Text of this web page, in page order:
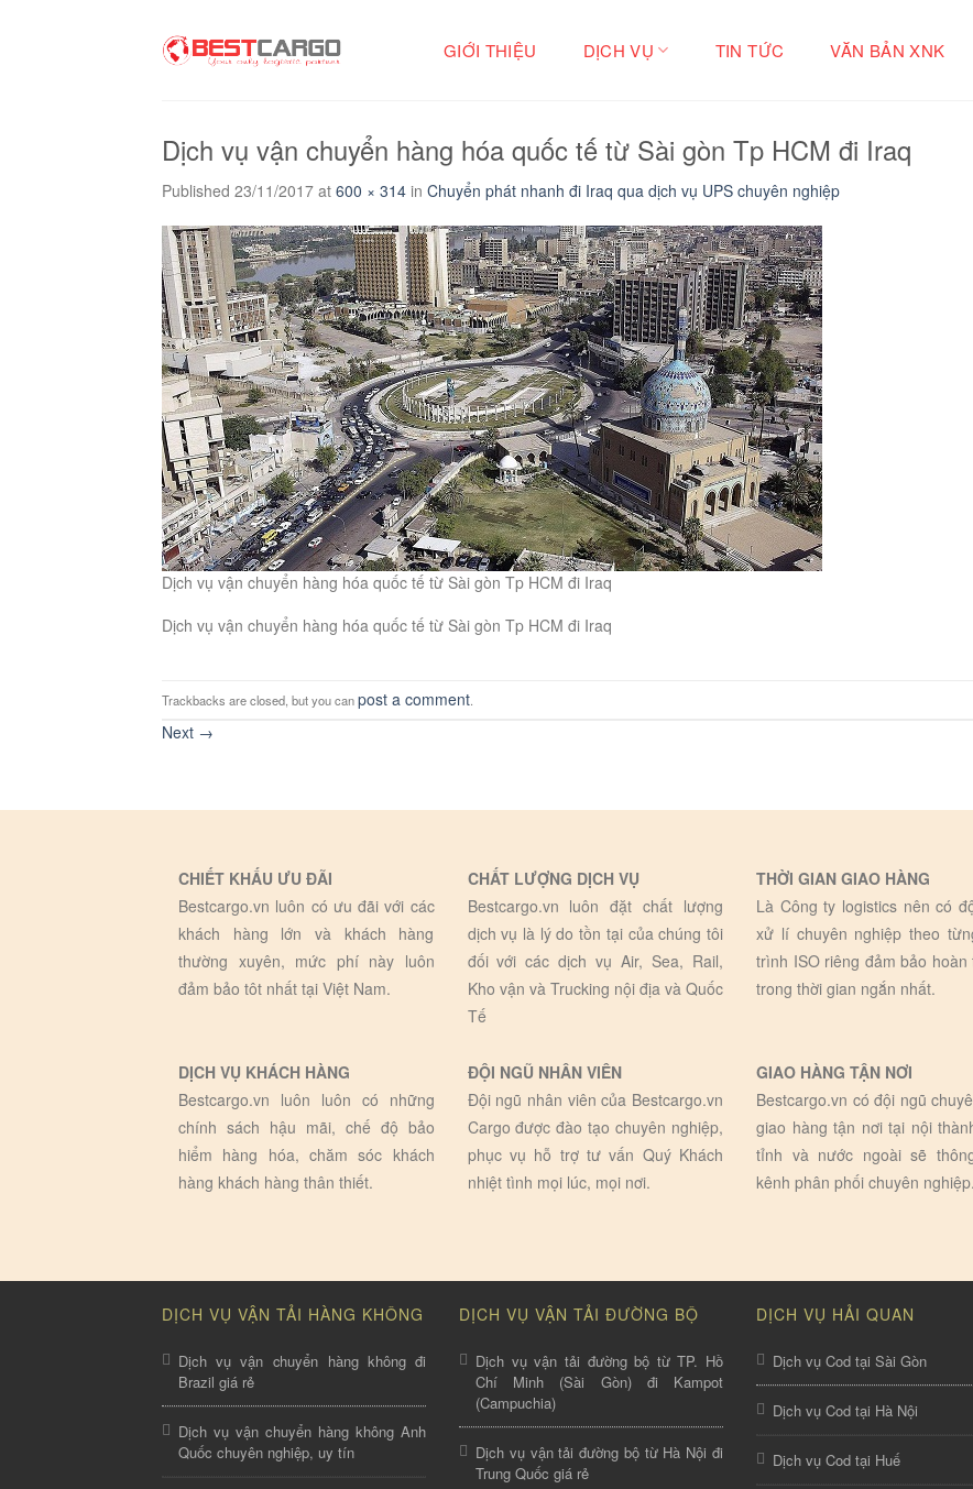
GIỚI THIỆU DỊCH VỤ TIN TỨC VĂN BẢN XNK
Dịch vụ vận chuyển hàng hóa quốc tế từ Sài gòn Tp HCM đi Iraq
Published 23/11/2017 at 600 × 314 in Chuyển phát nhanh đi Iraq qua dịch vụ UPS chuyên nghiệp
Dịch vụ vận chuyển hàng hóa quốc tế từ Sài gòn Tp HCM đi Iraq
Dịch vụ vận chuyển hàng hóa quốc tế từ Sài gòn Tp HCM đi Iraq
Trackbacks are closed, but you canpost a comment
Next →
CHIẾT KHẤU ƯU ĐÃI
Bestcargo.vn luôn có ưu đãi với các
khách hàng lớn và khách hàng
thường xuyên, mức phí này luôn
đảm bảo tôt nhất tại Việt Nam.
CHẤT LƯỢNG DỊCH VỤ
Bestcargo.vn luôn đặt chất lượng
dịch vụ là lý do tồn tại của chúng tôi
đối với các dịch vụ Air, Sea, Rail,
Kho vận và Trucking nội địa và Quốc
Tế
THỜI GIAN GIAO HÀNG
Là Công ty logistics nên có
xử lí chuyên nghiệp theo
trình ISO riêng đảm bảo hoàn
trong thời gian ngắn nhất.
DỊCH VỤ KHÁCH HÀNG
Bestcargo.vn luôn luôn có những
chính sách hậu mãi, chế độ bảo
hiểm hàng hóa, chăm sóc khách
hàng khách hàng thân thiết.
ĐỘI NGŨ NHÂN VIÊN
Đội ngũ nhân viên của Bestcargo.vn
Cargo được đào tạo chuyên nghiệp,
phục vụ hỗ trợ tư vấn Quý Khách
nhiệt tình mọi lúc, mọi nơi.
GIAO HÀNG TẬN NƠI
Bestcargo.vn có đội ngũ
giao hàng tận nơi tại nội
tỉnh và nước ngoài sẽ
kênh phân phối chuyên nghiệp.
DỊCH VỤ VẬN TẢI HÀNG KHÔNG
Dịch vụ vận chuyển hàng không đi
Brazil giá rẻ
Dịch vụ vận chuyển hàng không Anh
Quốc chuyên nghiệp, uy tín
DỊCH VỤ VẬN TẢI ĐƯỜNG BỘ
Dịch vụ vận tải đường bộ từ TP. Hồ
Chí Minh (Sài Gòn) đi Kampot
(Campuchia)
Dịch vụ vận tải đường bộ từ Hà Nội đi
Trung Quốc giá rẻ
DỊCH VỤ HẢI QUAN
Dịch vụ Cod tại Sài Gòn
Dịch vụ Cod tại Hà Nội
Dịch vụ Cod tại Huế